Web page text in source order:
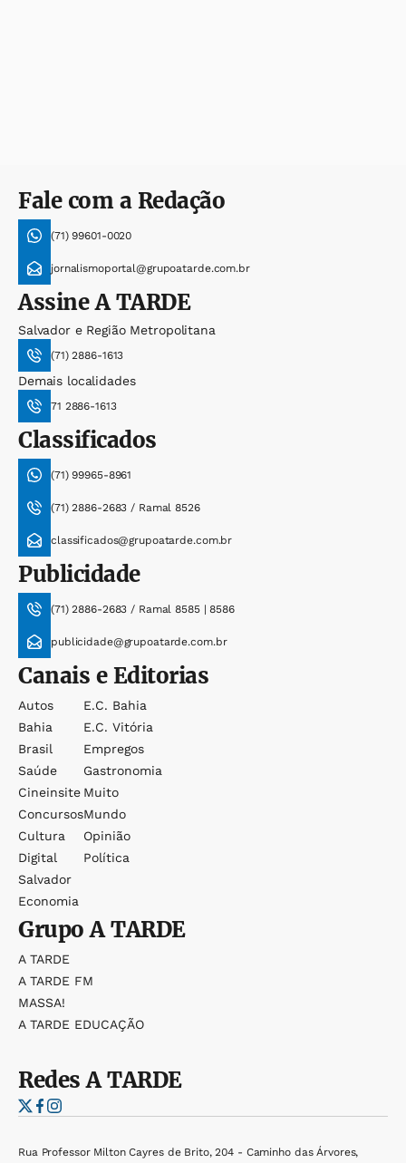
Fale com a Redação
(71) 99601-0020
jornalismoportal@grupoatarde.com.br
AssineA TARDE
Salvador e Região Metropolitana
(71) 2886-1613
Demais localidades
71 2886-1613
Classificados
(71) 99965-8961
(71) 2886-2683 / Ramal 8526
classificados@grupoatarde.com.br
Publicidade
(71) 2886-2683 / Ramal 8585 | 8586
publicidade@grupoatarde.com.br
Canais e Editorias
Autos
Bahia
Brasil
Saúde
Cineinsite
Concursos
Cultura
Digital
Salvador
Economia
E.c. Bahia
E.c. Vitória
Empregos
Gastronomia
Muito
Mundo
Opinião
Política
GrupoA TARDE
A TARDE
A TARDE FM
MASSA!
A TARDE EDUCAÇÃO
RedesA TARDE
Rua Professor Milton Cayres de Brito, 204 - Caminho das Árvores,